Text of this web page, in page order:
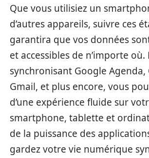
Que vous utilisiez un
d’autres appareils, suivre ces
garantira que vos données
et accessibles de n’importe où.
synchronisant Google Agenda,
Gmail, et plus encore, vous
d’une expérience fluide sur
smartphone, tablette et
de la puissance des
gardez votre vie numérique